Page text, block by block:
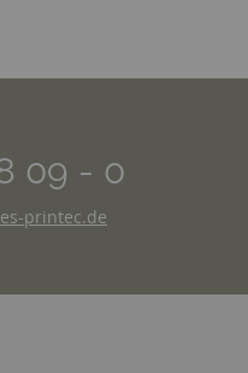
09 - 0
printec.de